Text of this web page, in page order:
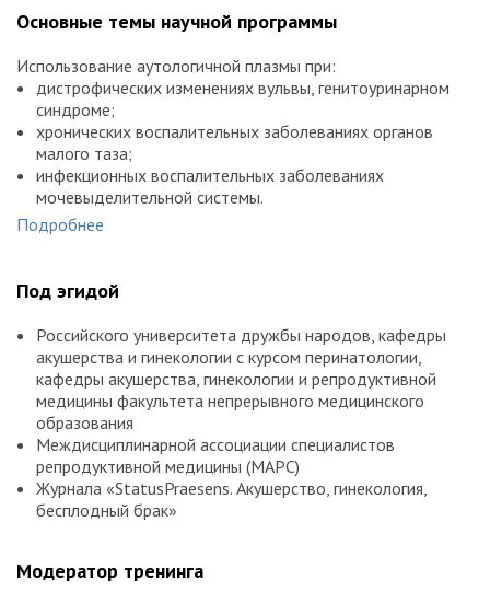
Основные темы научной программы
Использование аутологичной плазмы при:
дистрофических изменениях вульвы, генитоуринарном
синдроме;
хронических воспалительных заболеваниях органов
малого таза;
инфекционных воспалительных заболеваниях
мочевыделительной системы.
Современные клинические рекомендации.
эстетической гинекологии в сочетании с контурной
Обзор оборудования и расходных материалов.
Отработка практических навыков введения
аутологичной плазмы на моделях под руководством
опытных специалистов.
Подробнее
Под эгидой
Российского университета дружбы народов, кафедры
акушерства и гинекологии с курсом перинатологии,
кафедры акушерства, гинекологии и репродуктивной
медицины факультета непрерывного медицинского
образования
Междисциплинарной ассоциации специалистов
репродуктивной медицины (МАРС)
Журнала «StatusPraesens. Акушерство, гинекология,
бесплодный брак»
Модератор тренинга